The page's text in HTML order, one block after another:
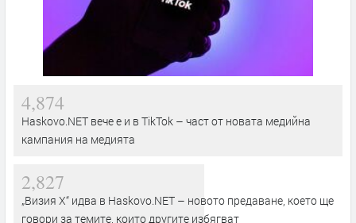
4,874
Haskovo.NET вече е и в TikTok – част от новата медийна
кампания на медията
2,827
„Визия Х“ идва в Haskovo.NET – новото предаване, което ще
говори за темите, които другите избягват